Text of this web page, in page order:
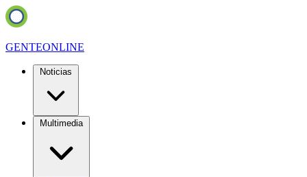
GENTEONLINE
Noticias
Multimedia